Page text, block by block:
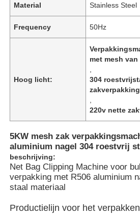
Huis
Producten
Video's
Material Stainless Steel
Frequency 50Hz
Hoog licht:
met mesh van
304
220v nette
5KW mesh zak
aluminium nagel 304 roestvrij
beschrijving:
Net Bag Clipping Machine voor
verpakking met R506 aluminium
staal materiaal
Productielijn voor het